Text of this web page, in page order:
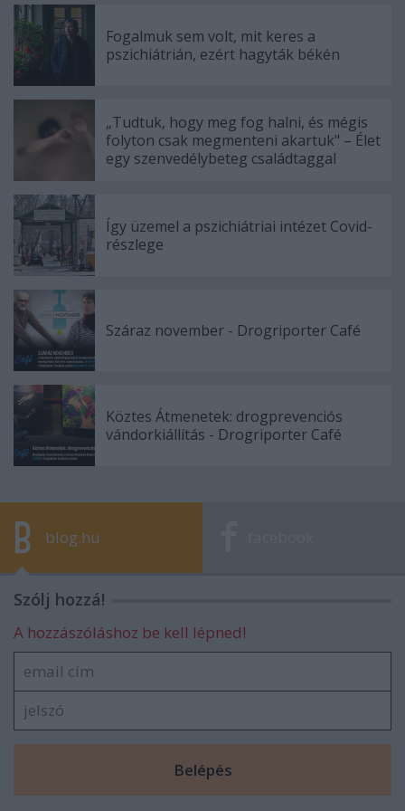
Fogalmuk sem volt, mit keres a
pszichiátrián, ezért hagyták békén
„Tudtuk, hogy meg fog halni, és mégis
folyton csak megmenteni akartuk" – Élet
egy szenvedélybeteg családtaggal
Így üzemel a pszichiátriai intézet Covid-
részlege
Száraz november - Drogriporter Café
Köztes Átmenetek: drogprevenciós
vándorkiállítás - Drogriporter Café
blog.hu
Szólj hozzá!
A hozzászóláshoz be kell lépned!